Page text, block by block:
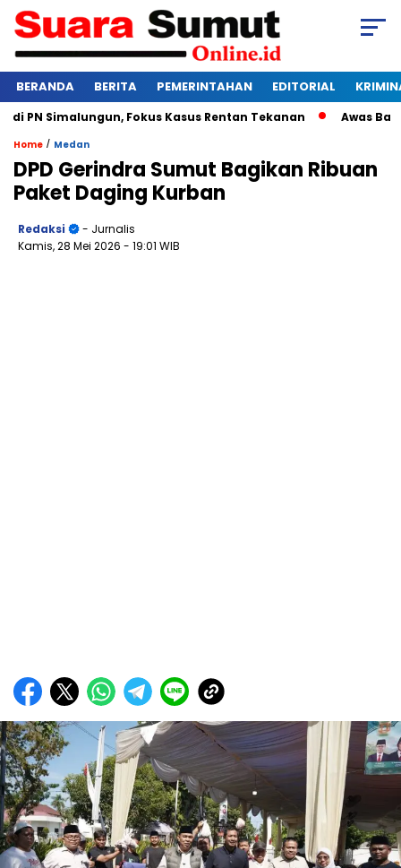
BERANDA BERITA PEMERINTAHAN EDITORIAL
Simalungun, Fokus Kasus Rentan Tekanan Awas
Home / Medan
DPD Gerindra Sumut Bagikan Ribuan
Paket Daging Kurban
Redaksi
- Jurnalis
Kamis, 28 Mei 2026 - 19:01 WIB